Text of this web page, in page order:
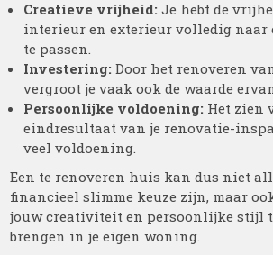
Creatieve vrijheid: Je hebt de
interieur en exterieur volledig naar
te passen.
Investering: Door het renoveren
vergroot je vaak ook de waarde
Persoonlijke voldoening: Het zien
eindresultaat van je renovatie-
veel voldoening.
Een te renoveren huis kan dus niet
financieel slimme keuze zijn, maar
jouw creativiteit en persoonlijke stijl
brengen in je eigen woning.